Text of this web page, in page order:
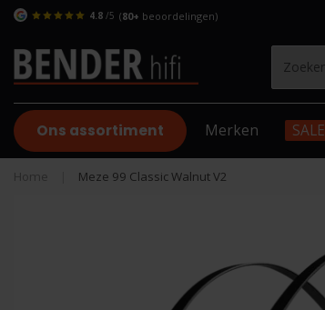
4.8 /5 (80+ beoordelingen)
Ons assortiment Merken SALE
Home Meze 99 Classic Walnut V2